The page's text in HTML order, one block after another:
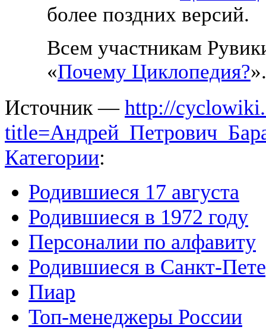
более поздних версий.
Всем участникам
«Почему Циклопедия?».
Источник — http://
Категории:
Родившиеся 17 августа
Родившиеся в 1972 году
Персоналии по алфавиту
Родившиеся в Санкт-
Пиар
Топ-менеджеры России